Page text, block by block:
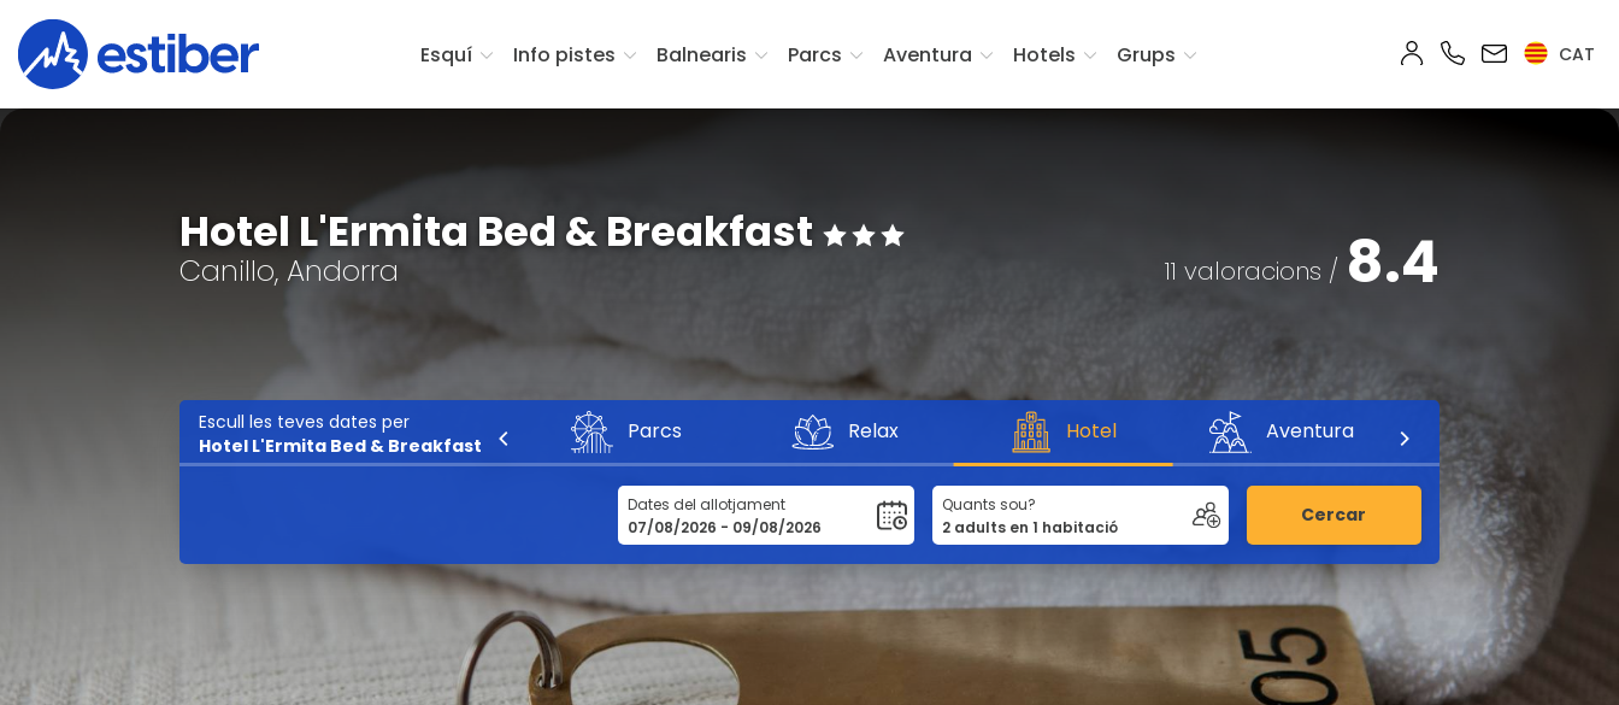
Esquí Info pistes Balnearis Parcs Aventura Hotels Grups CAT
Hotel L'Ermita Bed & Breakfast
Canillo, Andorra 11 valoracions / 8.4
Escull les teves dates per
Hotel L'Ermita Bed & Breakfast
Esquí Parcs Relax Hotel Aventura
Dates del allotjament Quants sou? Cercar